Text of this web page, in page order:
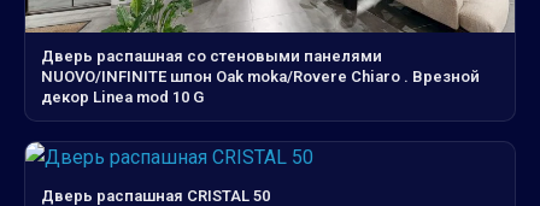
Дверь распашная со стеновыми панелями
NUOVO/INFINITE шпон Oak moka/Rovere Chiaro . Врезной
декор Linea mod 10 G
Дверь распашная CRISTAL 50